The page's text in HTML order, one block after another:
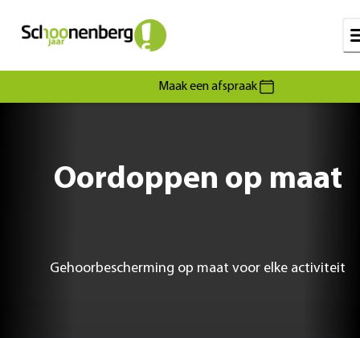
Maak een afspraak
Oordoppen op maat
Gehoorbescherming op maat voor elke activiteit